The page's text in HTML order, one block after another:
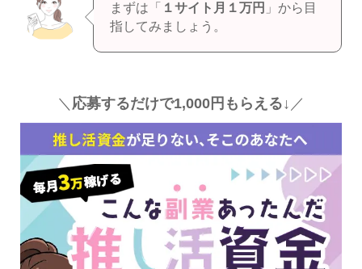
まずは「 １サイト月１万円 」から目
指してみましょう。
＼ 応募するだけで1,000円もらえる↓ ／